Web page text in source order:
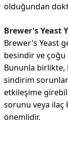
olduğundan
Brewer's Yeast
Brewer's Yeast
besindir ve çoğu
Bununla birlikte,
sindirim
etkileşime
sorunu veya ilaç
önemlidir.